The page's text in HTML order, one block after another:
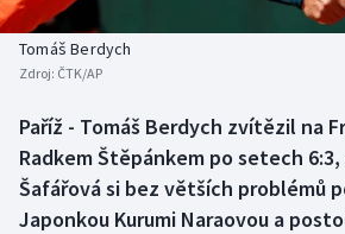
Biatlon
Box
Curling
Aplikace ČT sport
Tomáš Berdych
Zdroj: ČTK/AP
Paříž - Tomáš Berdych zvítězil na
Radkem Štěpánkem po setech 6:3,
Šafářová si bez větších problémů
Japonkou Kurumi Naraovou a